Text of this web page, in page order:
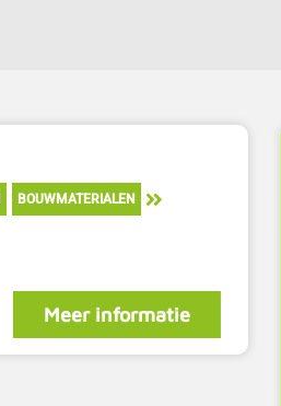
BOUWMATERIALEN
Meer informatie